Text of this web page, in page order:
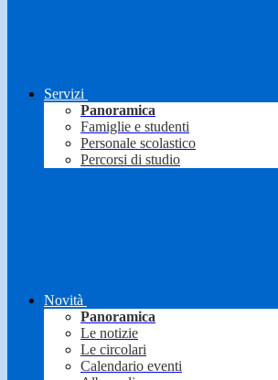
Servizi
Panoramica
Famiglie e studenti
Personale scolastico
Percorsi di studio
Novità
Panoramica
Le notizie
Le circolari
Calendario eventi